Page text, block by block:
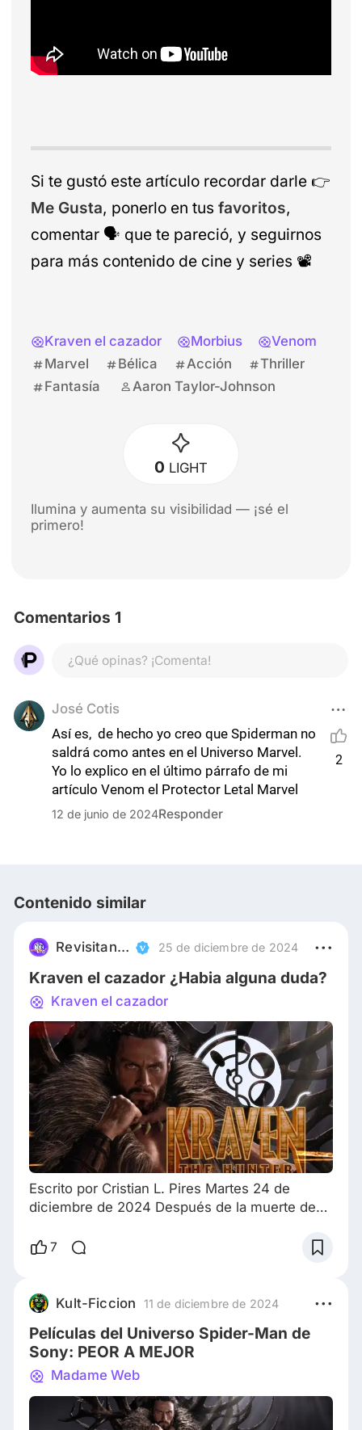
Si te gustó este artículo recordar darle 👉
Me Gusta, ponerlo en tus favoritos,
comentar 🗣️ que te pareció, y seguirnos
para más contenido de cine y series 📽️
Kraven el cazador Morbius
Venom
Marvel
Bélica Acción
Thriller
Fantasía
Aaron Taylor-Johnson
0 LIGHT
Ilumina y aumenta su visibilidad — ¡sé el
primero!
Comentarios 1
¿Qué opinas? ¡Comenta!
José Cotis
Así es,  de hecho yo creo que Spiderman no
saldrá como antes en el Universo Marvel.
Yo lo explico en el último párrafo de mi
artículo Venom el Protector Letal Marvel
12 de junio de 2024Responder
2
Contenido similar
Revisitando Clasicos 25 de diciembre de 2024
Kraven el cazador ¿Habia alguna duda?
Kraven el cazador
Escrito por Cristian L. Pires Martes 24 de
diciembre de 2024 Después de la muerte de
el alcance de su padre, un peligroso e
dio poderes Sergei se convierte en el cazador
definitivo, Kraven. Dirigida por J. C. Chandor,
Kraven el cazador es la última película en
7
Kult-Ficcion 11 de diciembre de 2024
Películas del Universo Spider-Man de
Sony: PEOR A MEJOR
Madame Web